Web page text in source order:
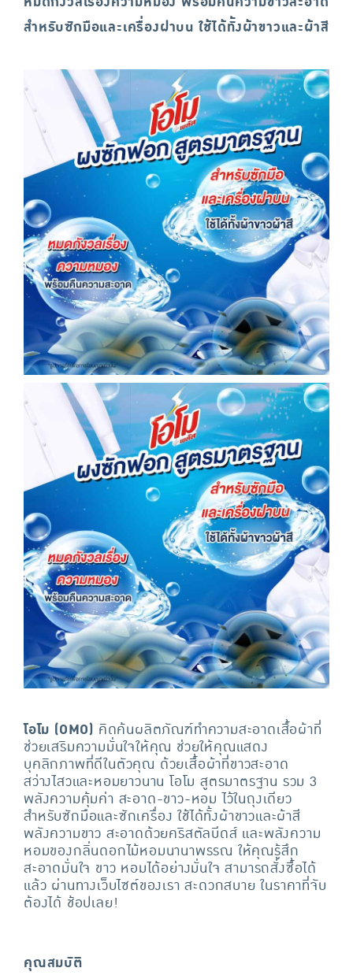
สำหรับซักมือและเครื่องฝาบน ใช้ได้ทั้งผ้าขาวและผ้าสี
โอโม (OMO) คิดค้นผลิตภัณฑ์ทำความสะอาดเสื้อผ้าที่
ช่วยเสริมความมั่นใจให้คุณ ช่วยให้คุณแสดง
บุคลิกภาพที่ดีในตัวคุณ ด้วยเสื้อผ้าที่ขาวสะอาด
สว่างไสวและหอมยาวนาน โอโม สูตรมาตรฐาน รวม 3
พลังความคุ้มค่า สะอาด-ขาว-หอม ไว้ในถุงเดียว
สำหรับซักมือและซักเครื่อง ใช้ได้ทั้งผ้าขาวและผ้าสี
พลังความขาว สะอาดด้วยคริสตัลบีดส์ และพลังความ
หอมของกลิ่นดอกไม้หอมนานาพรรณ ให้คุณรู้สึก
สะอาดมั่นใจ ขาว หอมได้อย่างมั่นใจ สามารถสั่งซื้อได้
แล้ว ผ่านทางเว็บไซต์ของเรา สะดวกสบาย ในราคาที่จับ
ต้องได้ ช้อปเลย!
คุณสมบัติ